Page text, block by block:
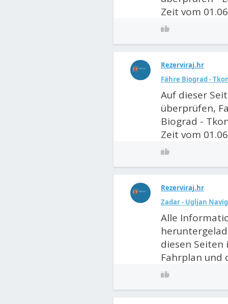
Zeit vom
Rezerviraj.hr
Fähre Biograd -
Auf dieser
überprüfen,
Biograd -
Zeit vom
Rezerviraj.hr
Zadar - Ugljan
Alle
diesen
Fahrplan und